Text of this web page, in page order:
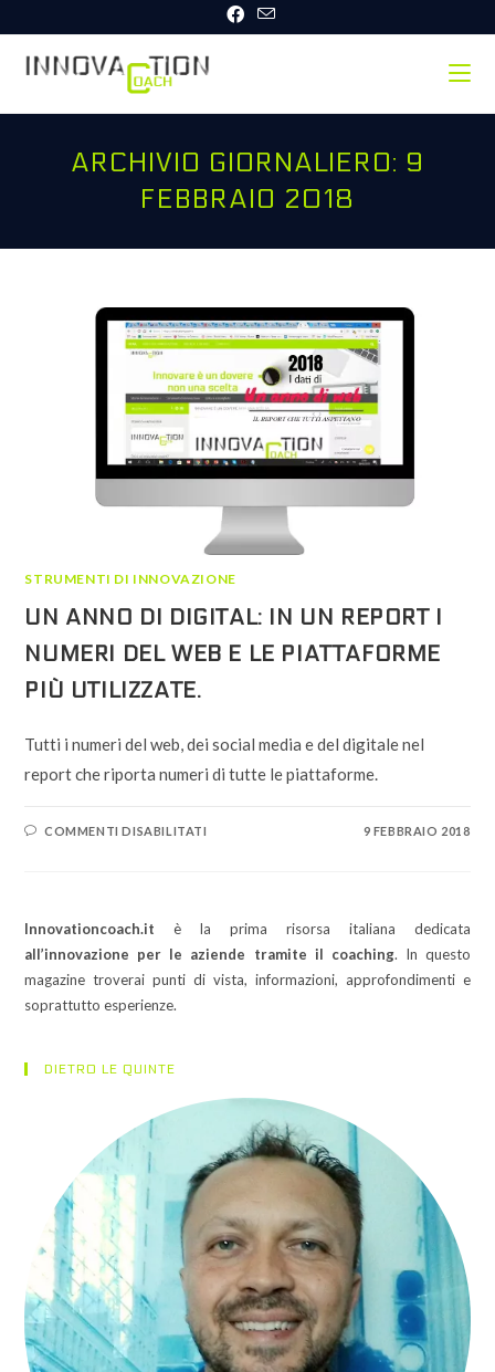
al
contenuto
ARCHIVIO GIORNALIERO: 9
FEBBRAIO 2018
STRUMENTI DI INNOVAZIONE
UN ANNO DI DIGITAL: IN UN REPORT I
NUMERI DEL WEB E LE PIATTAFORME
PIÙ UTILIZZATE.
Tutti i numeri del web, dei social media e del digitale nel
report che riporta numeri di tutte le piattaforme.
COMMENTI DISABILITATI
REPORT
I
NUMERI
DEL
WEB
9 FEBBRAIO 2018
Innovationcoach.it è la prima risorsa italiana dedicata
all’innovazione per le aziende tramite il coaching. In questo
magazine troverai punti di vista, informazioni, approfondimenti e
soprattutto esperienze.
DIETRO LE QUINTE